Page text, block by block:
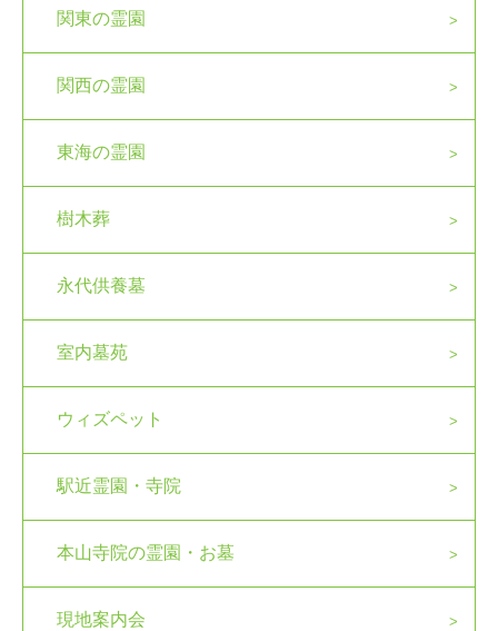
関東の霊園
関西の霊園
東海の霊園
樹木葬
永代供養墓
室内墓苑
ウィズペット
駅近霊園・寺院
本山寺院の霊園・お墓
現地案内会